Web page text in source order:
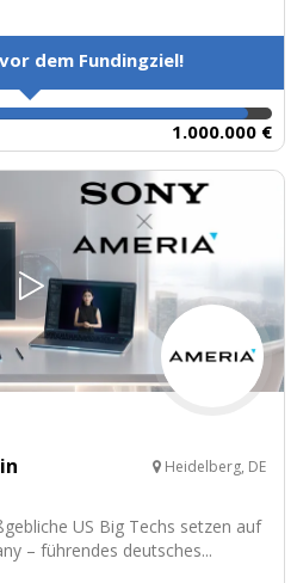
dem Fundingziel!
1.000.000 €
Heidelberg, DE
US Big Techs setzen auf
– führendes deutsches...